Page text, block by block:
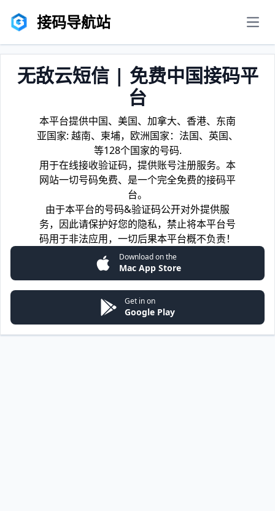
接码导航站
无敌云短信 | 免费中国接码平
台
本平台提供中国、美国、加拿大、香港、东南
亚国家: 越南、柬埔，欧洲国家：法国、英国、
等128个国家的号码.
用于在线接收验证码，提供账号注册服务。本
网站一切号码免费、是一个完全免费的接码平
台。
由于本平台的号码&验证码公开对外提供服
务，因此请保护好您的隐私，禁止将本平台号
码用于非法应用，一切后果本平台概不负责！
Download on the
Mac App Store
Get in on
Google Play